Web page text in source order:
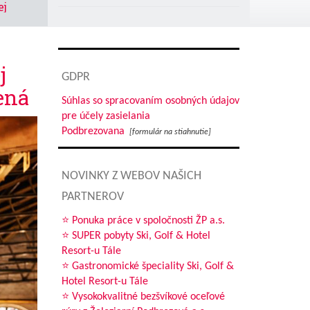
je
Editoriál
Jedálny lístok 28. 3. – 10. 4. 2022
GDPR
Súhlas so spracovaním osobných údajov
pre účely zasielania
Podbrezovana
[formulár na stiahnutie]
NOVINKY Z WEBOV NAŠICH
PARTNEROV
⭐ Ponuka práce v spoločnosti ŽP a.s.
⭐ SUPER pobyty Ski, Golf & Hotel
Resort-u Tále
⭐ Gastronomické špeciality Ski, Golf &
Hotel Resort-u Tále
⭐ Vysokokvalitné bezšvíkové oceľové